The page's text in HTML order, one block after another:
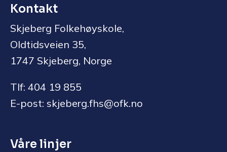
Kontakt
Skjeberg Folkehøyskole,
Oldtidsveien 35,
1747 Skjeberg, Norge
Tlf: 404 19 855
E-post: skjeberg.fhs@ofk.no
Våre linjer